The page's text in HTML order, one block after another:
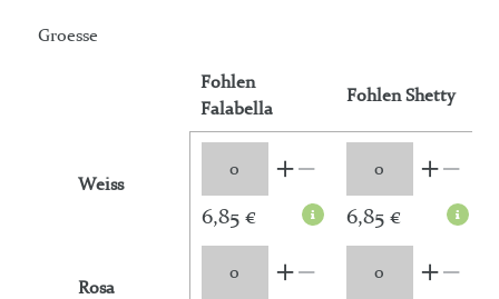
Groesse
Fohlen
Falabella
Fohlen Shetty
Weiss
6,85 € 6,85 €
Rosa